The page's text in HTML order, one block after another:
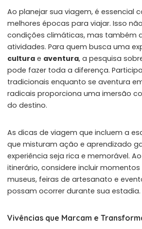
Ao planejar sua viagem, é essencial
melhores épocas para viajar. Isso
condições climáticas, mas também
atividades. Para quem busca uma
cultura e aventura, a pesquisa
pode fazer toda a diferença.
tradicionais enquanto se aventura
radicais proporciona uma imersão
do destino.
As dicas de viagem que incluem a
que misturam ação e aprendizado
experiência seja rica e memorável.
itinerário, considere incluir
museus, feiras de artesanato e
possam ocorrer durante sua estadia.
Vivências que Marcam e